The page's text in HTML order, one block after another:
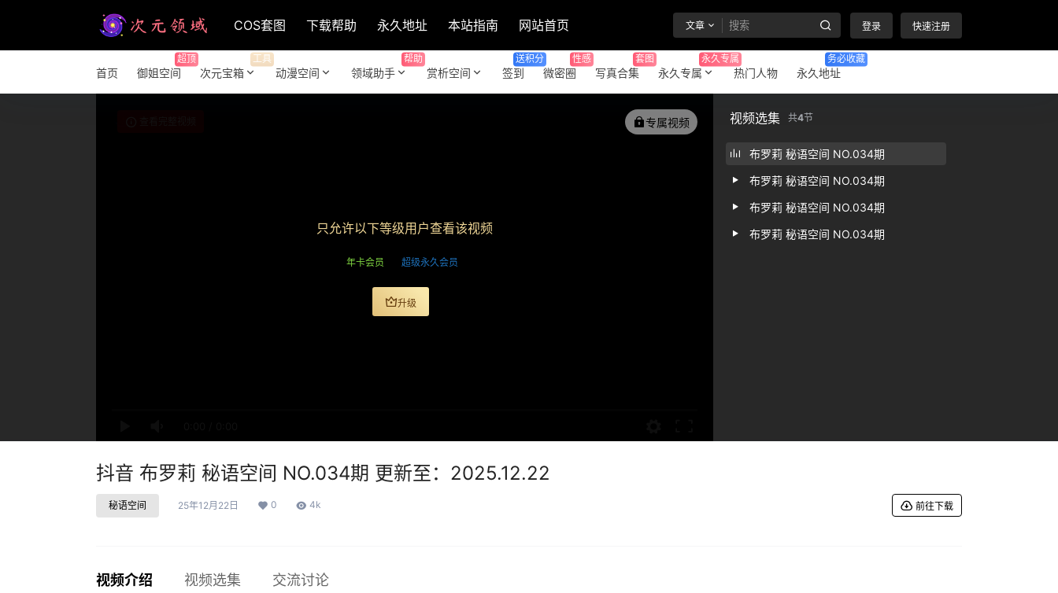
COS套图 下载帮助 永久地址 本站指南 网站首页 文章 登录 快速注册
首页 御姐空间
超顶
次元宝箱
工具
动漫空间 领域助手
帮助
赏析空间 签到
送积分
微密圈
性感
写真合集
套图
永久专属
永久专属
热门人物 永久地址
务必收藏
专属视频
只允许以下等级用户查看该视频
年卡会员 超级永久会员
升级
视频选集 共4节
布罗莉 秘语空间 NO.034期
布罗莉 秘语空间 NO.034期
布罗莉 秘语空间 NO.034期
布罗莉 秘语空间 NO.034期
抖音 布罗莉 秘语空间 NO.034期 更新至：2025.12.22
秘语空间 25年12月22日 0 4k 前往下载
视频介绍 视频选集 交流讨论